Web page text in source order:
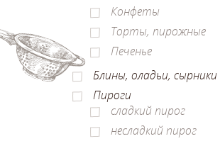
Конфеты
Торты, пирожные
Печенье
Блины, оладьи, сырники
Пироги
сладкий пирог
несладкий пирог